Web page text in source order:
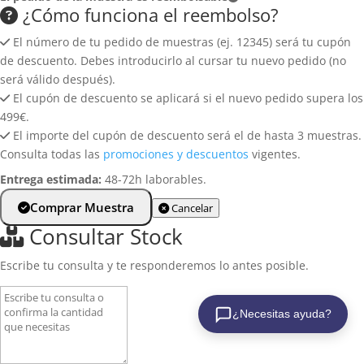
Revestimiento de pared
Aplacados de pared
Azulejos para pared
Zócalos y rodapiés
¿Cómo funciona el reembolso?
El número de tu pedido de muestras (ej. 12345) será tu cupón
de descuento. Debes introducirlo al cursar tu nuevo pedido (no
será válido después).
El cupón de descuento se aplicará si el nuevo pedido supera los
499€.
El importe del cupón de descuento será el de hasta 3 muestras.
Consulta todas las promociones y descuentos vigentes.
Entrega estimada: 48-72h laborables.
Comprar Muestra Cancelar
Consultar Stock
Escribe tu consulta y te responderemos lo antes posible.
¿Necesitas ayuda?